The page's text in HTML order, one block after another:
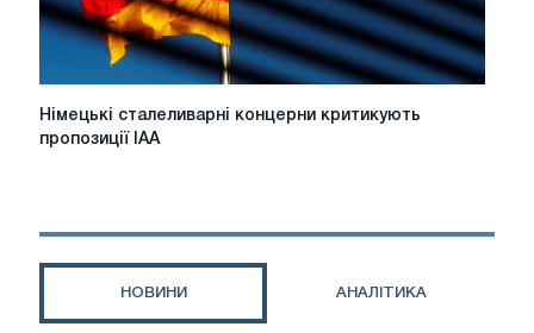
Німецькі
сталеливарні
IAA
Німецькі сталеливарні концерни критикують
пропозиції IAA
НОВИНИ АНАЛІТИКА